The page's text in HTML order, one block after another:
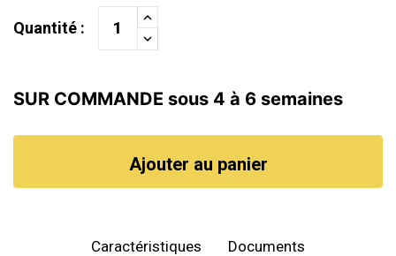
Quantité :
SUR COMMANDE sous 4 à 6 semaines
Ajouter au panier
Caractéristiques Documents